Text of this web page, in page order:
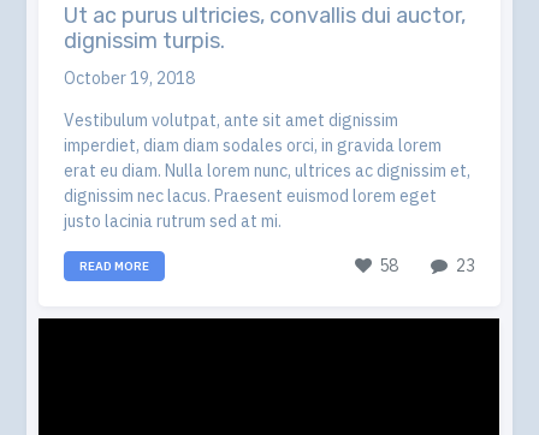
Ut ac purus ultricies, convallis dui auctor,
dignissim turpis.
October 19, 2018
Vestibulum volutpat, ante sit amet dignissim
imperdiet, diam diam sodales orci, in gravida lorem
erat eu diam. Nulla lorem nunc, ultrices ac dignissim et,
dignissim nec lacus. Praesent euismod lorem eget
justo lacinia rutrum sed at mi.
READ MORE 58 23